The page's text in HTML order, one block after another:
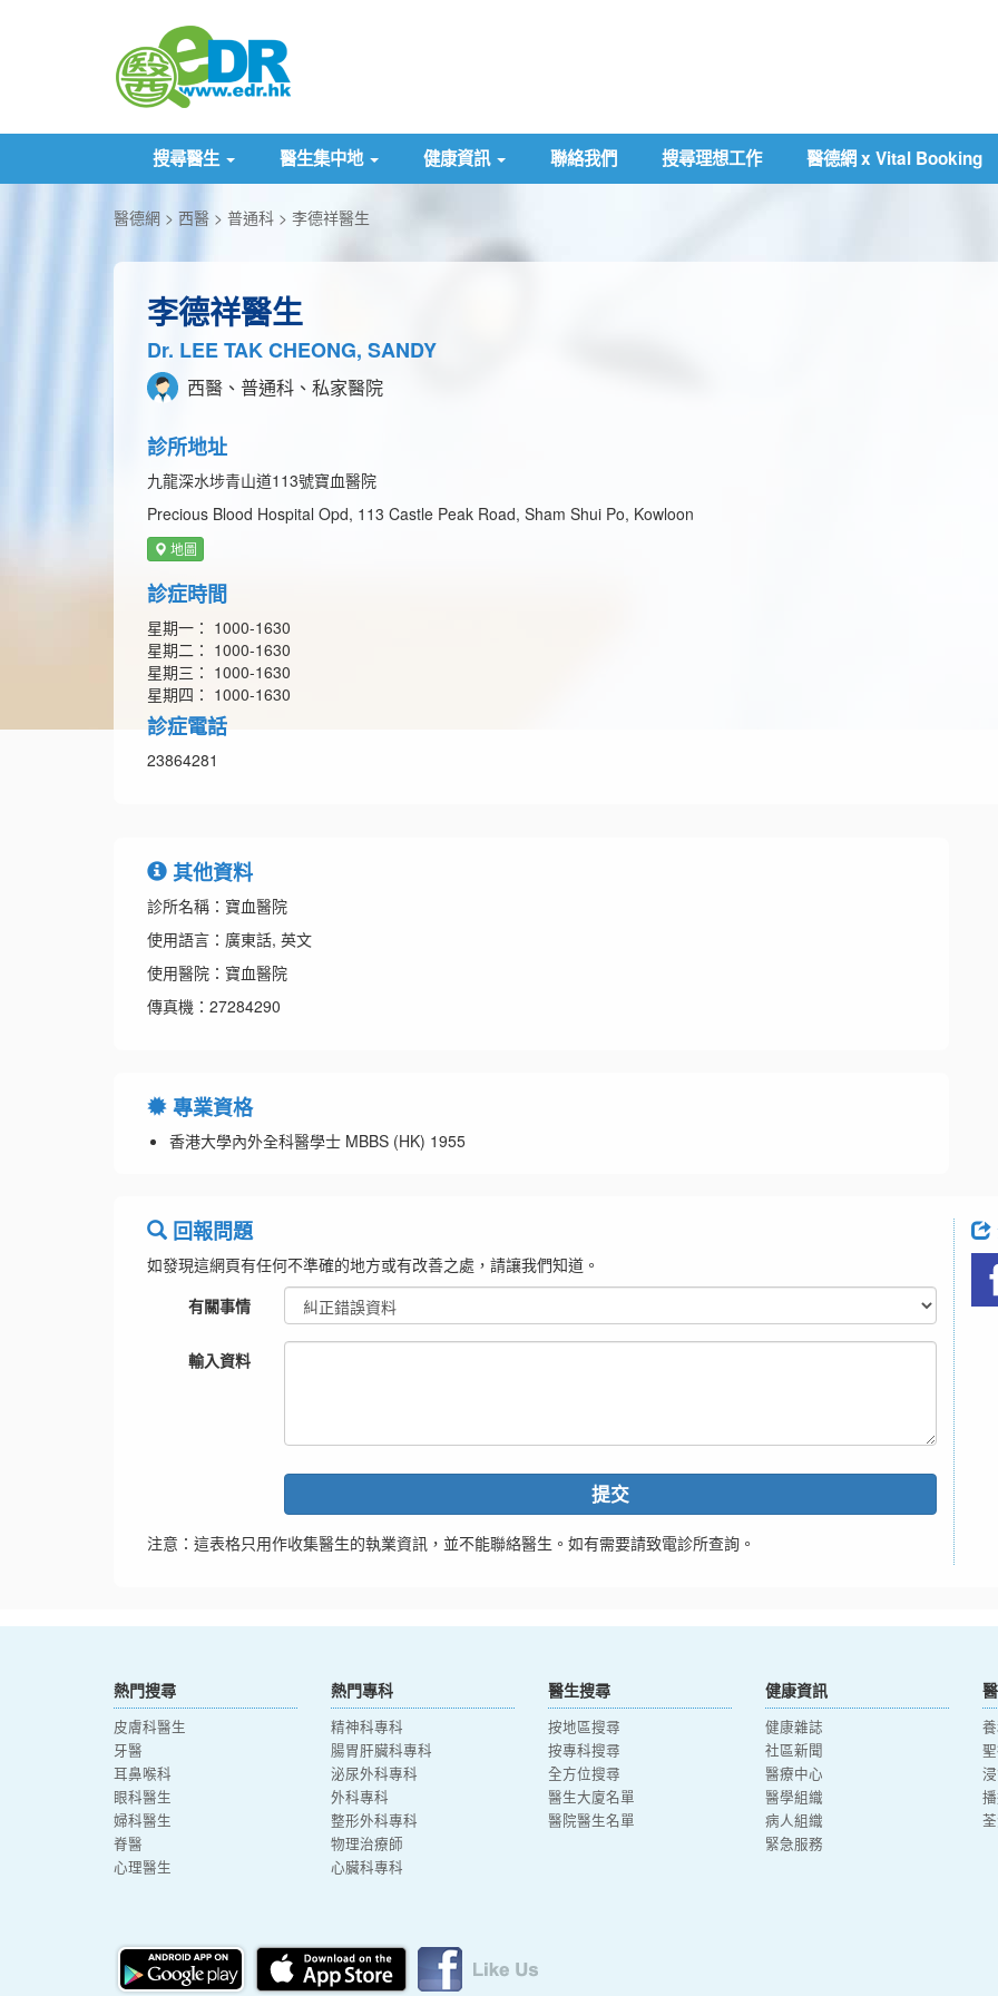
搜尋醫生 醫生集中地 健康資訊 聯絡我們 搜尋理想工作 醫德網 x Vital Booking
醫德網 西醫 普通科 李德祥醫生
李德祥醫生
Dr. LEE TAK CHEONG, SANDY
西醫、普通科、私家醫院
診所地址
九龍深水埗青山道113號寶血醫院
Precious Blood Hospital Opd, 113 Castle Peak Road, Sham Shui Po, Kowloon
地圖
診症時間
星期一： 1000-1630
星期二： 1000-1630
星期三： 1000-1630
星期四： 1000-1630
診症電話
23864281
其他資料
診所名稱：寶血醫院
使用語言：廣東話, 英文
使用醫院：寶血醫院
傳真機：27284290
專業資格
香港大學內外全科醫學士 MBBS (HK) 1955
回報問題
如發現這網頁有任何不準確的地方或有改善之處，請讓我們知道。
有關事情
輸入資料
提交
注意：這表格只用作收集醫生的執業資訊，並不能聯絡醫生。如有需要請致電診所查詢。
熱門搜尋
皮膚科醫生
牙醫
耳鼻喉科
眼科醫生
婦科醫生
脊醫
心理醫生
熱門專科
精神科專科
腸胃肝臟科專科
泌尿外科專科
外科專科
整形外科專科
物理治療師
心臟科專科
醫生搜尋
按地區搜尋
按專科搜尋
全方位搜尋
醫生大廈名單
醫院醫生名單
健康資訊
健康雜誌
社區新聞
醫療中心
醫學組織
病人組織
緊急服務